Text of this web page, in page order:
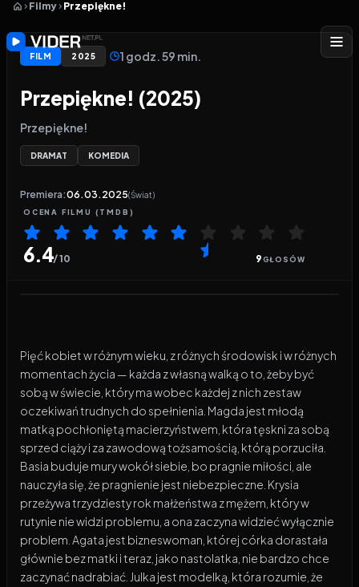
Filmy Przepiękne!
FILM 2025 1 godz. 59 min.
Przepiękne! (2025)
Przepiękne!
DRAMAT KOMEDIA
Premiera:06.03.2025(Świat)
OCENA FILMU (TMDB)
6.4/ 10 9GŁOSÓW
Pięć kobiet w różnym wieku, z różnych środowisk i w różnych
momentach życia — każda z własną walką o to, żeby być
sobą w świecie, który ma wobec każdej z nich zestaw
oczekiwań trudnych do spełnienia. Magda jest młodą
matką pochłoniętą macierzyństwem, która tęskni za sobą
sprzed ciąży i za zawodową tożsamością, którą porzuciła.
Basia buduje mury wokół siebie, bo pragnie miłości, ale
nauczyła się, że pragnienie jest niebezpieczne. Krysia
przeżywa trzydziesty rok małżeństwa z mężem, który w
rutynie nie widzi problemu, a ona zaczyna widzieć wyłącznie
problem. Agata jest bizneswoman, której córka dorastała
głównie bez matki i teraz, jako nastolatka, nie bardzo chce
zaczynać nadrabiać. Julka jest modelką, która rozumie, że